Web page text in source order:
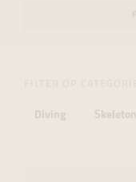
Diving Skeleton